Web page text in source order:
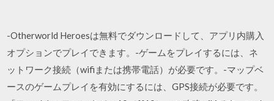
-Otherworld Heroesは無料でダウンロードして、アプリ内購入
オプションでプレイできます。-ゲームをプレイするには、ネ
ットワーク接続（wifiまたは携帯電話）が必要です。-マップベ
ースのゲームプレイを有効にするには、GPS接続が必要です。